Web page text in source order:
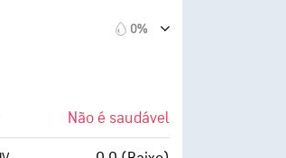
1%
0%
Não é saudável